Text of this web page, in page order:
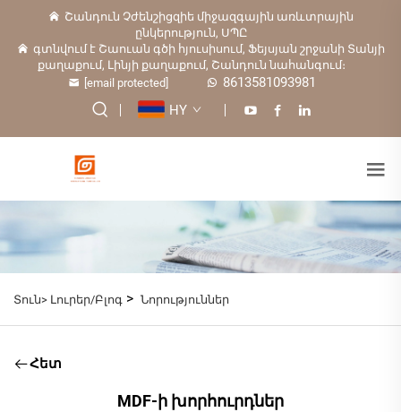
Շանդուն Չժենշիցզիե միջազգային առևտրային
ընկերություն, ՍՊԸ
գտնվում է Շաուան գծի հյուսիսում, Ֆեյսյան շրջանի Տանյի
քաղաքում, Լինյի քաղաքում, Շանդուն նահանգում։
[email protected]
8613581093981
HY
Տուն> Լուրեր/Բլոգ > Նորություններ
Հետ
MDF-ի խորհուրդներ